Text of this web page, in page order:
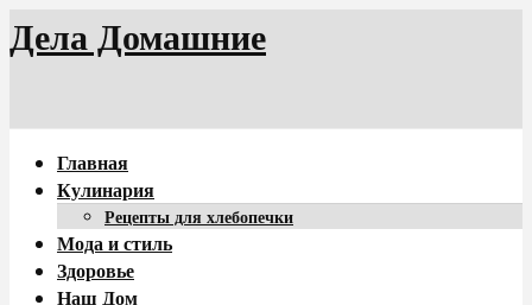
Дела Домашние
Главная
Кулинария
Рецепты для хлебопечки
Мода и стиль
Здоровье
Наш Дом